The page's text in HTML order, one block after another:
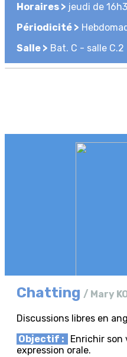
Horaires > jeudi de
Périodicité >
Salle > Bat. C - salle C.2
Chatting / Mary
Discussions libres en
Objectif :
Enrichir son
expression orale.